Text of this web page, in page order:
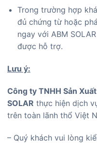
Trong trường hợp
đủ chứng từ hoặc
ngay với ABM
được hỗ trợ.
Lưu ý:
Công ty TNHH Sản
SOLAR thực hiện dịch
trên toàn lãnh thổ Việt
– Quý khách vui lòng